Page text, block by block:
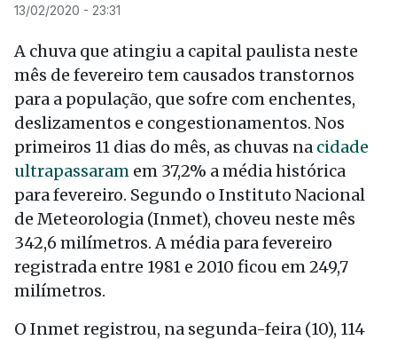
13/02/2020 - 23:31
A chuva que atingiu a capital paulista neste
mês de fevereiro tem causados transtornos
para a população, que sofre com enchentes,
deslizamentos e congestionamentos. Nos
primeiros 11 dias do mês, as chuvas na cidade
ultrapassaram em 37,2% a média histórica
para fevereiro. Segundo o Instituto Nacional
de Meteorologia (Inmet), choveu neste mês
342,6 milímetros. A média para fevereiro
registrada entre 1981 e 2010 ficou em 249,7
milímetros.
O Inmet registrou, na segunda-feira (10), 114